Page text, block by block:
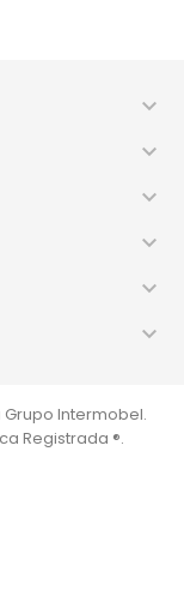






Intermobel.
Registrada ®.